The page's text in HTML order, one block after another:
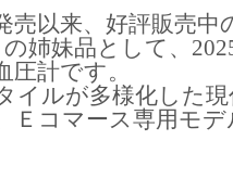
売以来、好評販売
の姉妹品として、
圧計です。
イルが多様化した
Ｅコマース専用モ